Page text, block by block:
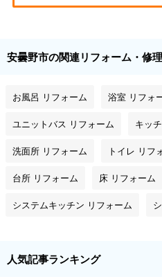
安曇野市の関連リフォーム・修理
お風呂 リフォーム 浴室 リフォ
ユニットバス リフォーム キッ
洗面所 リフォーム トイレ リフ
台所 リフォーム 床 リフォーム
システムキッチン リフォーム
人気記事ランキング